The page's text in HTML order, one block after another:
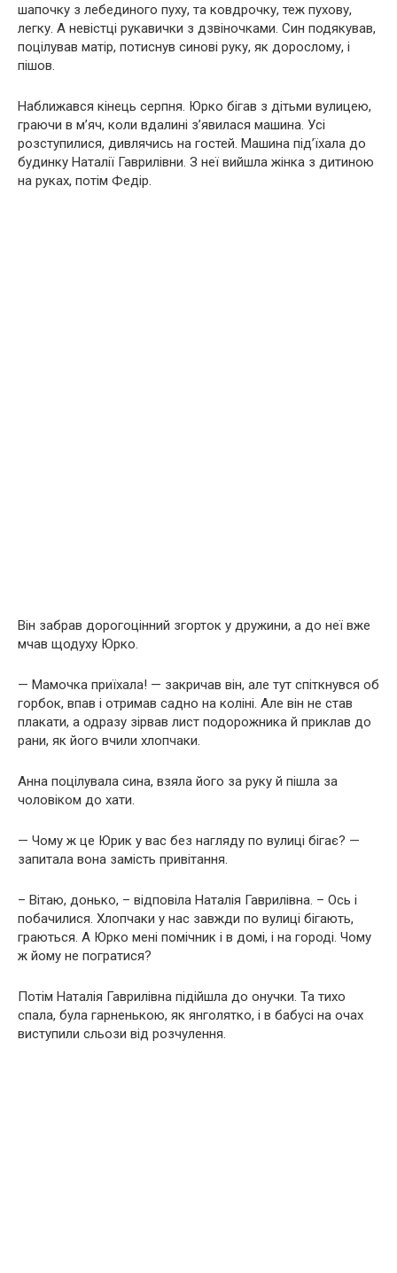
шапочку з лебединого пуху, та ковдрочку, теж пухову,
легку. А невістці рукавички з дзвіночками. Син подякував,
поцілував матір, потиснув синові руку, як дорослому, і
пішов.
Наближався кінець серпня. Юрко бігав з дітьми вулицею,
граючи в м’яч, коли вдалині з’явилася машина. Усі
розступилися, дивлячись на гостей. Машина під’їхала до
будинку Наталії Гаврилівни. З неї вийшла жінка з дитиною
на руках, потім Федір.
Він забрав дорогоцінний згорток у дружини, а до неї вже
мчав щодуху Юрко.
— Мамочка приїхала! — закричав він, але тут спіткнувся об
горбок, впав і отримав садно на коліні. Але він не став
плакати, а одразу зірвав лист подорожника й приклав до
рани, як його вчили хлопчаки.
Анна поцілувала сина, взяла його за руку й пішла за
чоловіком до хати.
— Чому ж це Юрик у вас без нагляду по вулиці бігає? —
запитала вона замість привітання.
– Вітаю, донько, – відповіла Наталія Гаврилівна. – Ось і
побачилися. Хлопчаки у нас завжди по вулиці бігають,
граються. А Юрко мені помічник і в домі, і на городі. Чому
ж йому не погратися?
Потім Наталія Гаврилівна підійшла до онучки. Та тихо
спала, була гарненькою, як янголятко, і в бабусі на очах
виступили сльози від розчулення.